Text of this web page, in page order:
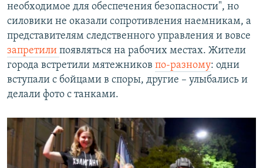
необходимое для обеспечения безопасности", но
силовики не оказали сопротивления наемникам, а
представителям следственного управления и вовсе
запретили появляться на рабочих местах. Жители
города встретили мятежников по-разному: одни
вступали с бойцами в споры, другие – улыбались и
делали фото с танками.